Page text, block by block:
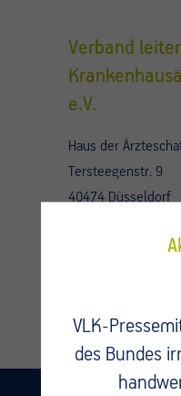
Verband
e.V.
Haus der
Tersteegenstr. 9
40474 Düsseldorf
Fon 0211 45 49 90
VLK-
des Bundes